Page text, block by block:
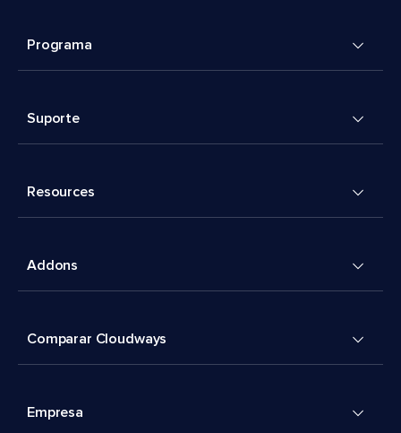
Programa
Suporte
Resources
Addons
Comparar Cloudways
Empresa